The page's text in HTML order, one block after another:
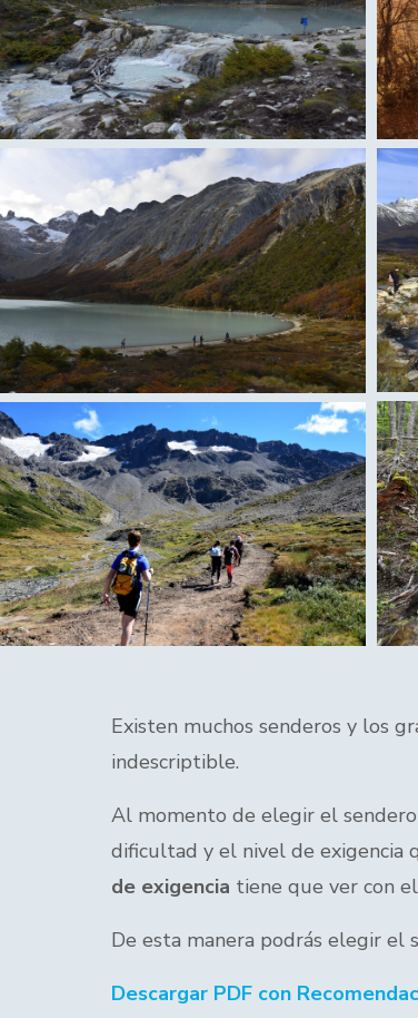
Existen muchos senderos y los
indescriptible.
Al momento de elegir el
dificultad y el nivel de exigencia
de exigencia tiene que ver con
De esta manera podrás elegir el
Descargar PDF con